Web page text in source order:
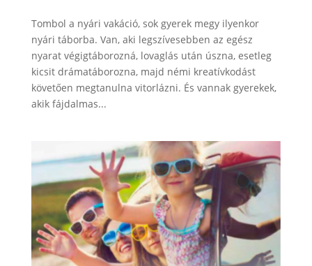
Tombol a nyári vakáció, sok gyerek megy ilyenkor
nyári táborba. Van, aki legszívesebben az egész
nyarat végigtáborozná, lovaglás után úszna, esetleg
kicsit drámatáborozna, majd némi kreatívkodást
követően megtanulna vitorlázni. És vannak gyerekek,
akik fájdalmas...